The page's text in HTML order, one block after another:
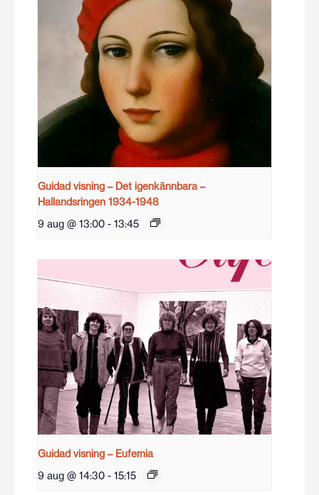
Guidad visning – Det igenkännbara –
Hallandsringen 1934-1948
9 aug @ 13:00 - 13:45
Guidad visning – Eufemia
9 aug @ 14:30 - 15:15